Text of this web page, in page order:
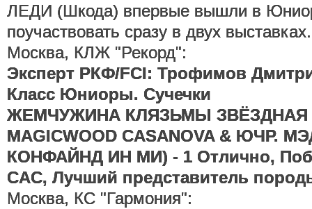
ЛЕДИ (Шкода) впервые вышли в
поучаствовать сразу в двух выставках.
Москва, КЛЖ "Рекорд":
Эксперт РКФ/FCI: Трофимов
Класс Юниоры. Сучечки
ЖЕМЧУЖИНА КЛЯЗЬМЫ ЗВЁЗДНАЯ
MAGICWOOD CASANOVA & ЮЧР.
КОНФАЙНД ИН МИ) - 1 Отлично,
CAC, Лучший представитель
Москва, КС "Гармония":